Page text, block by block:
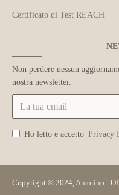
Certificato di Test REACH
Non perdere nessun
nostra newsletter.
Ho letto e accetto Privacy
Copyright © 2024, Amorino -